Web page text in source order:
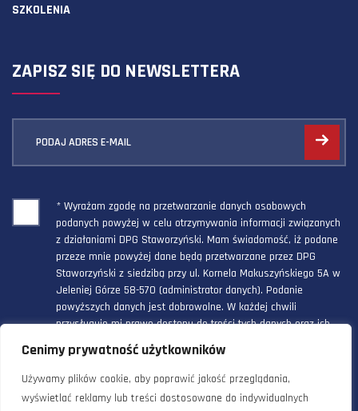
Cenimy prywatność użytkowników
Używamy plików cookie, aby poprawić jakość przeglądania,
wyświetlać reklamy lub treści dostosowane do indywidualnych
SZKOLENIA
ZAPISZ SIĘ DO NEWSLETTERA
PODAJ ADRES E-MAIL
* Wyrażam zgodę na przetwarzanie danych osobowych
podanych powyżej w celu otrzymywania informacji związanych
z działaniami DPG Staworzyński. Mam świadomość, iż podane
przeze mnie powyżej dane będą przetwarzane przez DPG
Staworzyński z siedzibą przy ul. Kornela Makuszyńskiego 5A w
Jeleniej Górze 58-570 (administrator danych). Podanie
powyższych danych jest dobrowolne. W każdej chwili
przysługuje mi prawo dostępu do treści tych danych oraz ich
czasie.